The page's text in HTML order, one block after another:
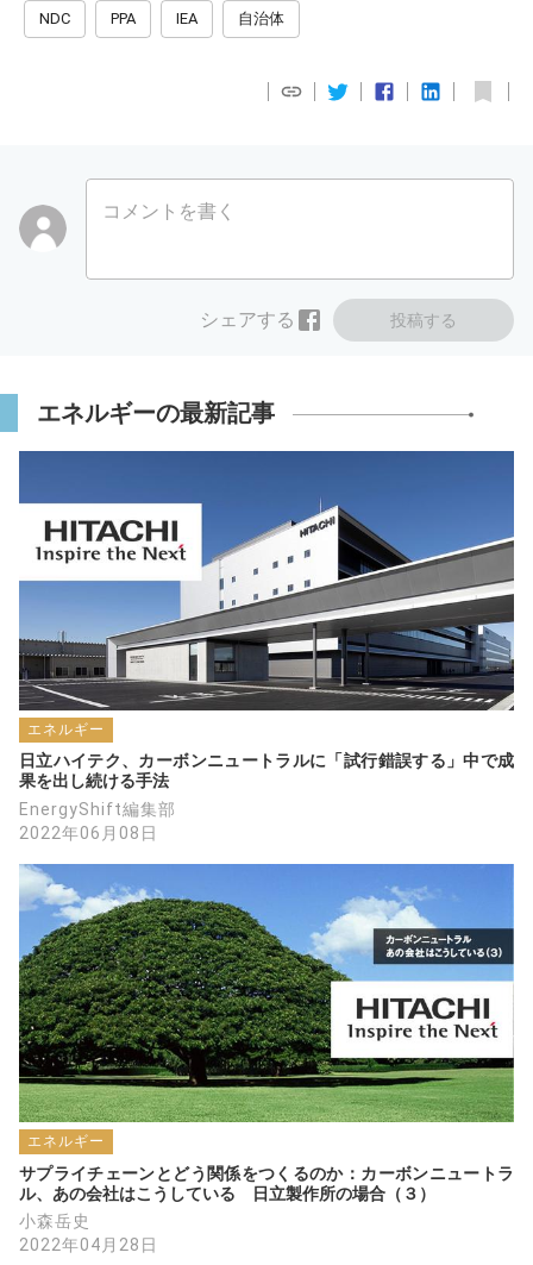
NDC PPA IEA 自治体
コメントを書く
投稿する
シェアする
エネルギーの最新記事
エネルギー
日立ハイテク、カーボンニュートラルに「試行錯誤する」中で成
果を出し続ける手法
EnergyShift編集部
2022年06月08日
エネルギー
サプライチェーンとどう関係をつくるのか：カーボンニュートラ
ル、あの会社はこうしている　日立製作所の場合（３）
小森岳史
2022年04月28日